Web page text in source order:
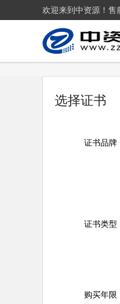
欢迎来到中资源！售
选择证书
证书品牌
证书类型
购买年限